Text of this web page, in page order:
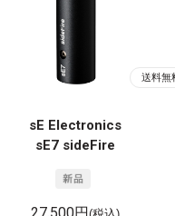
sE Electronics
sE7 sideFire